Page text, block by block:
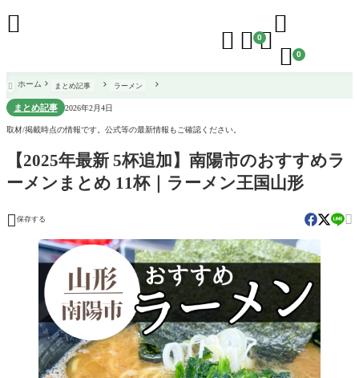
  0

 0

 ホーム まとめ記事 ラーメン
まとめ記事 2026年2月4日
取材/掲載時点の情報です。公式等の最新情報もご確認ください。
【2025年最新 5杯追加】南陽市のおすすめラ
ーメンまとめ 11杯｜ラーメン王国山形
 保存する 